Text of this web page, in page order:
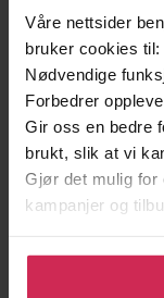
Våre nettsider
bruker cookies til:
Nødvendige
Forbedrer
Gir oss en bedre
brukt, slik at vi
Gjør det mulig for
kampanjer og
Klikk på «Godta
bruke cookies
149,-
En lykkelig
Stian Hjelvin